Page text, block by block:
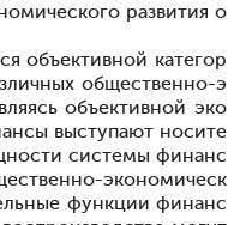
развития о
объективной категор
общественно-э
объективной эко
выступают носите
системы финанс
экономическ
функции финанс